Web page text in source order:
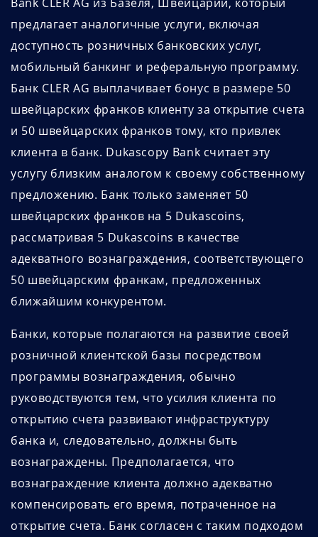
предлагает аналогичные услуги, включая
доступность розничных банковских услуг,
мобильный банкинг и реферальную программу.
Банк CLER AG выплачивает бонус в размере 50
швейцарских франков клиенту за открытие счета
и 50 швейцарских франков тому, кто привлек
клиента в банк. Dukascopy Bank считает эту
услугу близким аналогом к своему собственному
предложению. Банк только заменяет 50
швейцарских франков на 5 Dukascoins,
рассматривая 5 Dukascoins в качестве
адекватного вознаграждения, соответствующего
50 швейцарским франкам, предложенных
ближайшим конкурентом.
Банки, которые полагаются на развитие своей
розничной клиентской базы посредством
программы вознаграждения, обычно
руководствуются тем, что усилия клиента по
открытию счета развивают инфраструктуру
банка и, следовательно, должны быть
вознаграждены. Предполагается, что
вознаграждение клиента должно адекватно
компенсировать его время, потраченное на
открытие счета. Банк согласен с таким подходом